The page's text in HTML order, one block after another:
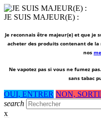
JE SUIS MAJEUR(E) :
Je reconnais être majeur(e) et que je
acheter des produits contenant de
nos
Ne vapotez pas si vous ne fumez pas.
sans tabac
OUI, ENTRER NON,
search
x